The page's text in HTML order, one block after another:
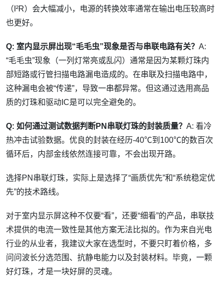
（I²R）会大幅减小，电源的转换效率通常在输出电压较高时
也更好。
Q: 室内显示屏出现“毛毛虫”现象是否与串联电路有关？ A:
“毛毛虫”现象（一列灯常亮或乱闪）通常是因为某颗灯珠内
部短路或行管扫描电路漏电造成的。在串联及扫描电路中，
这种漏电会被“传递”，导致一串都异常。但这通过选用高品
质的灯珠和驱动IC是可以完全避免的。
Q: 如何通过测试数据判断PN串联灯珠的封装质量？ A: 看冷
热冲击试验数据。优良的封装在经历-40℃到100℃的数百次
循环后，内部金线依然连接可靠，不会出现开路。
选择PN串联灯珠，实际上是选择了“画质优先”和“系统稳定优
先”的技术路线。
对于室内显示屏这种不仅要“看”，还要“细看”的产品，串联技
术提供的电流一致性是其他方案无法比拟的。作为来自光电
行业的从业者，我建议大家在选型时，不要只盯着价格，多
问问波长分选范围、抗静电能力以及封装材料。毕竟，一颗
好灯珠，才是一块好屏的灵魂。